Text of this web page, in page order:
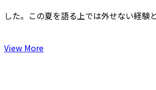
した。この夏を語る上では外せない経験
View More